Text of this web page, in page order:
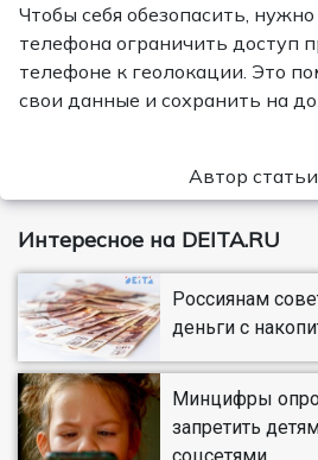
Чтобы себя обезопасить,
телефона ограничить доступ
телефоне к геолокации. Это
свои данные и сохранить на
Автор
Интересное на DEITA.RU
Россиянам
деньги с
Минцифры
запретить
соцсетями